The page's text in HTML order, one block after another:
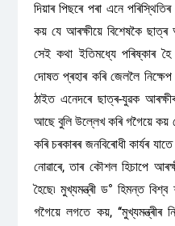
দিয়াৰ পিছৰে পৰা এনে
কয় যে আৰক্ষীয়ে বিশেষকৈ
সেই কথা ইতিমধ্যে পৰিষ্কাৰ হৈ
দোষত প্ৰহাৰ কৰি জেললৈ
ঠাইত এনেদৰে ছাত্ৰ-যুৱক
আছে বুলি উল্লেখ কৰি গগৈয়ে কয়
কৰি চৰকাৰৰ জনবিৰোধী কাৰ্যৰ
নোৱাৰে, তাৰ কৌশল হিচাপে
হৈছে৷ মুখ্যমন্ত্ৰী ড° হিমন্ত
গগৈয়ে লগতে কয়, ‘‘মুখ্যমন্ত্ৰীৰ